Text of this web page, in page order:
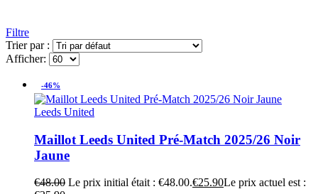
Filtre
Trier par :
Afficher:
-46%
Leeds United
Maillot Leeds United Pré-Match 2025/26 Noir
Jaune
€48.00 Le prix initial était : €48.00.€25.90Le prix actuel est :